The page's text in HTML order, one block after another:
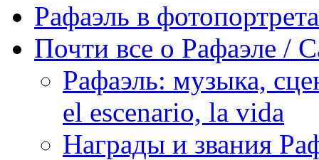
Рафаэль в
Почти все о Рафаэле /
Рафаэль: музыка,
el escenario, la vida
Награды и звания